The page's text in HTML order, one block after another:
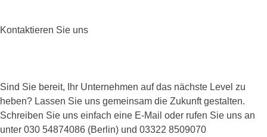
Kontaktieren Sie uns
Sind Sie bereit, Ihr Unternehmen auf das nächste Level zu
heben? Lassen Sie uns gemeinsam die Zukunft gestalten.
Schreiben Sie uns einfach eine E-Mail oder rufen Sie uns an
unter 030 54874086 (Berlin) und 03322 8509070